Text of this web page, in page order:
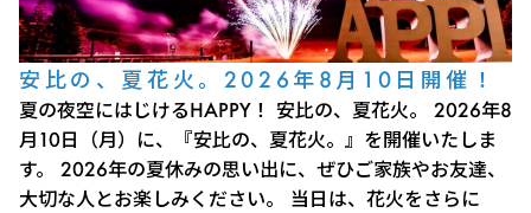
安比の、夏花火。2026年8月10日開催！
夏の夜空にはじけるHAPPY！ 安比の、夏花火。 2026年8
月10日（月）に、『安比の、夏花火。』を開催いたしま
す。 2026年の夏休みの思い出に、ぜひご家族やお友達、
大切な人とお楽しみください。 当日は、花火をさらに